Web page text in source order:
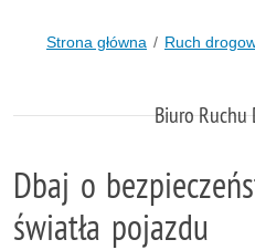
Strona główna Ruch
Biuro Ruchu
Dbaj o
światła pojazdu